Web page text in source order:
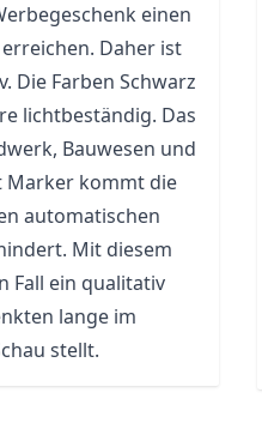
einen
Daher ist
Die Farben Schwarz
lichtbeständig. Das
Bauwesen und
Marker kommt die
automatischen
Mit diesem
Fall ein qualitativ
lange im
stellt.